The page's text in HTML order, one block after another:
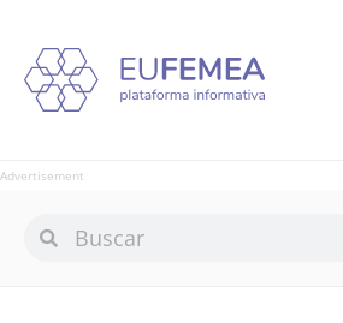
Advertisement